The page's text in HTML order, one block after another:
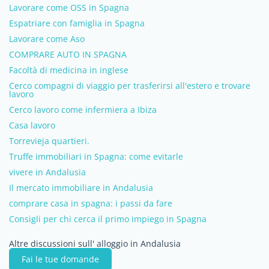
Lavorare come OSS in Spagna
Espatriare con famiglia in Spagna
Lavorare come Aso
COMPRARE AUTO IN SPAGNA
Facoltà di medicina in inglese
Cerco compagni di viaggio per trasferirsi all'estero e trovare
lavoro
Cerco lavoro come infermiera a Ibiza
Casa lavoro
Torrevieja quartieri.
Truffe immobiliari in Spagna: come evitarle
vivere in Andalusia
Il mercato immobiliare in Andalusia
comprare casa in spagna: i passi da fare
Consigli per chi cerca il primo impiego in Spagna
Altre discussioni sull' alloggio in Andalusia
Fai le tue domande